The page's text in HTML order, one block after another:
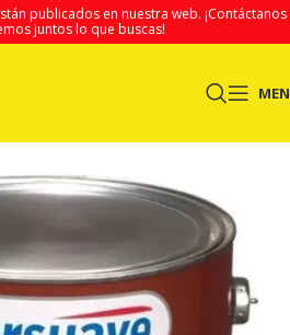
publicados en nuestra web. ¡Contáctanos
juntos lo que buscas!